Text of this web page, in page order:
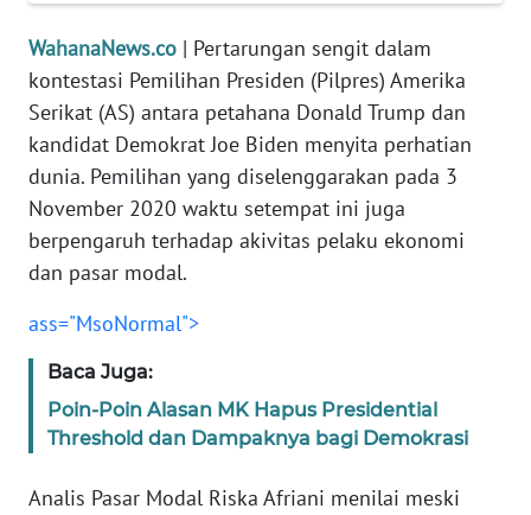
WahanaNews.co | Pertarungan sengit dalam
kontestasi Pemilihan Presiden (Pilpres) Amerika
Serikat (AS) antara petahana Donald Trump dan
kandidat Demokrat Joe Biden menyita perhatian
dunia. Pemilihan yang diselenggarakan pada 3
November 2020 waktu setempat ini juga
berpengaruh terhadap akivitas pelaku ekonomi
dan pasar modal.
ass="MsoNormal">
Baca Juga:
Poin-Poin Alasan MK Hapus Presidential
Threshold dan Dampaknya bagi Demokrasi
Analis Pasar Modal Riska Afriani menilai meski
OLAHRAGA
OPINI
EDITORIAL
Informasi
BERITA
KAMI
IKLAN